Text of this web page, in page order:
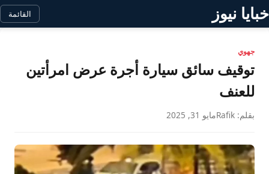
خبايا نيوز القائمة
جهوي
توقيف سائق سيارة أجرة عرض امرأتين
للعنف
بقلم: Rafik مايو 31, 2025